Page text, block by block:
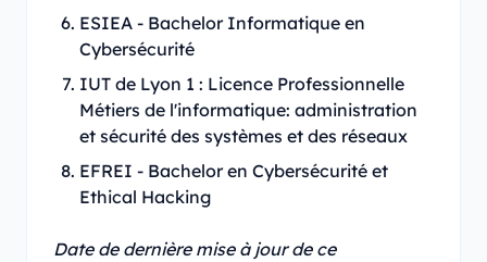
ESIEA - Bachelor Informatique en
Cybersécurité
IUT de Lyon 1 : Licence Professionnelle
Métiers de l'informatique: administration
et sécurité des systèmes et des réseaux
EFREI - Bachelor en Cybersécurité et
Ethical Hacking
Date de dernière mise à jour de ce